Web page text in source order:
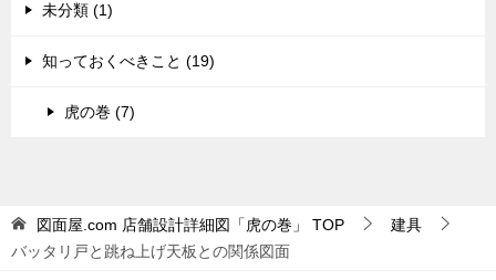
未分類 (1)
知っておくべきこと (19)
虎の巻 (7)
図面屋.com 店舗設計詳細図「虎の巻」 TOP
建具
バッタリ戸と跳ね上げ天板との関係図面